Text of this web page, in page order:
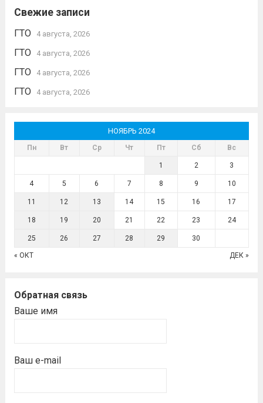
Свежие записи
ГТО 4 августа, 2026
ГТО 4 августа, 2026
ГТО 4 августа, 2026
ГТО 4 августа, 2026
НОЯБРЬ 2024
Пн Вт Ср Чт Пт Сб Вс
1 2 3
4 5 6 7 8 9 10
11 12 13 14 15 16 17
18 19 20 21 22 23 24
25 26 27 28 29 30
« ОКТ ДЕК »
Обратная связь
Ваше имя
Ваш e-mail